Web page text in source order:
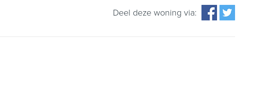
Deel deze woning via: